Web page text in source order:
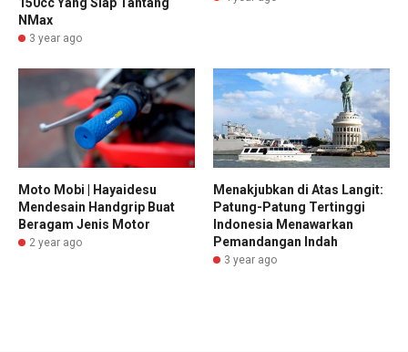
150cc Yang Siap Tantang
NMax
3 year ago
Moto Mobi | Hayaidesu
Mendesain Handgrip Buat
Beragam Jenis Motor
2 year ago
Menakjubkan di Atas Langit:
Patung-Patung Tertinggi
Indonesia Menawarkan
Pemandangan Indah
3 year ago